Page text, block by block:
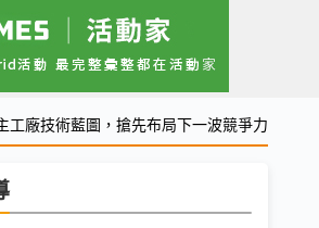
工廠技術藍圖，搶先布局下一波競爭力